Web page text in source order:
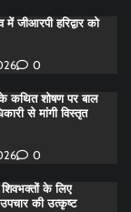
जीआरपी हरिद्वार को
0
कथित शोषण पर बाल
से मांगी विस्तृत
0
के लिए
की उत्कृष्ट